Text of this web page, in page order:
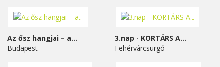
Az ősz hangjai – a...
Budapest
3.nap - KORTÁRS A...
Fehérvárcsurgó